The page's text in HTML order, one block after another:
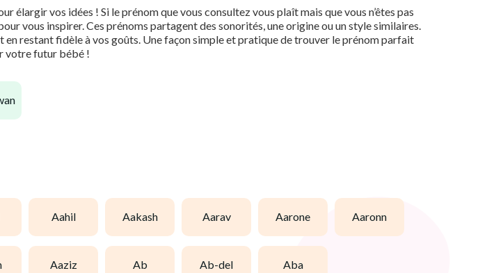
vos idées ! Si le prénom que vous consultez vous plaît mais que vous n’êtes pas
vous inspirer. Ces prénoms partagent des sonorités, une origine ou un style similaires.
restant fidèle à vos goûts. Une façon simple et pratique de trouver le prénom parfait
votre futur bébé !
aahil aakash aarav aarone aaronn
aaziz ab ab-del aba